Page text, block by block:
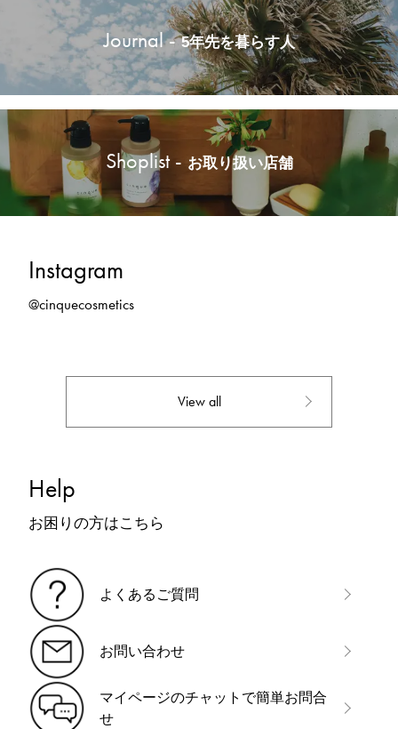
Journal -5年先を暮らす人
Shoplist - お取り扱い店舗
Instagram
@cinquecosmetics
View all
Help
お困りの方はこちら
よくあるご質問
お問い合わせ
マイページのチャットで簡単お問合
せ